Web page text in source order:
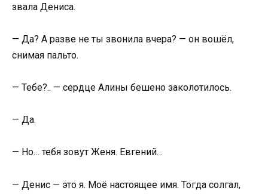
звала Дениса.
— Да? А разве не ты звонила вчера? — он вошёл,
снимая пальто.
— Тебе?.. — сердце Алины бешено заколотилось.
— Да.
— Но… тебя зовут Женя. Евгений…
— Денис — это я. Моё настоящее имя. Тогда солгал,